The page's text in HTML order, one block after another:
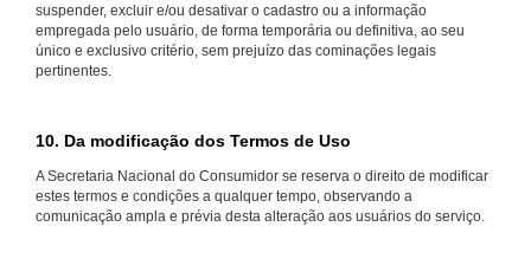
suspender, excluir e/ou desativar o cadastro ou a informação
empregada pelo usuário, de forma temporária ou definitiva, ao seu
único e exclusivo critério, sem prejuízo das cominações legais
pertinentes.
10. Da modificação dos Termos de Uso
A Secretaria Nacional do Consumidor se reserva o direito de modificar
estes termos e condições a qualquer tempo, observando a
comunicação ampla e prévia desta alteração aos usuários do serviço.